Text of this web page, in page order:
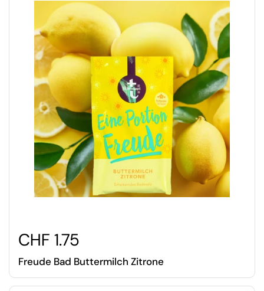
CHF 1.75
Freude Bad Buttermilch Zitrone